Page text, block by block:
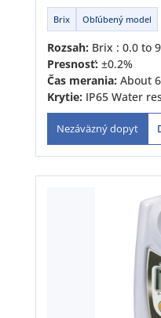
Brix Obľúbený model
Rozsah: Brix : 0.0 to
Presnosť: ±0.2%
Čas merania: About
Krytie: IP65 Water
Nezáväzný dopyt